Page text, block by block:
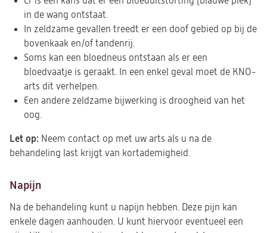
in de wang ontstaat.
In zeldzame gevallen treedt er een doof gebied op bij de
bovenkaak en/of tandenrij.
Soms kan een bloedneus ontstaan als er een
bloedvaatje is geraakt. In een enkel geval moet de KNO-
arts dit verhelpen.
Een andere zeldzame bijwerking is droogheid van het
oog.
Let op: Neem contact op met uw arts als u na de
behandeling last krijgt van kortademigheid.
Napijn
Na de behandeling kunt u napijn hebben. Deze pijn kan
enkele dagen aanhouden. U kunt hiervoor eventueel een